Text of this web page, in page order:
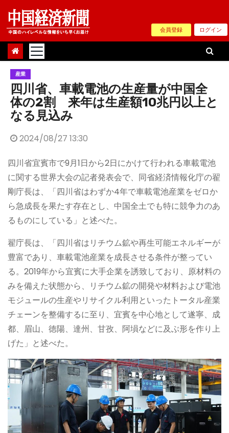
Skip
content
会員登録 ログイン
産業
四川省、車載電池の生産量が中国全
体の2割 来年は生産額10兆円以上と
なる見込み
2024/08/27 13:30
四川省宜賓市で9月1日から2日にかけて行われる車載電池
に関する世界大会の記者発表会で、同省経済情報化庁の翟
剛庁長は、「四川省はわずか4年で車載電池産業をゼロか
ら急成長を果たす存在とし、中国全土でも特に競争力のあ
るものにしている」と述べた。
翟庁長は、「四川省はリチウム鉱や再生可能エネルギーが
豊富であり、車載電池産業を成長させる条件が整ってい
る。2019年から宜賓に大手企業を誘致しており、原材料の
みを備えた状態から、リチウム鉱の開発や材料および電池
モジュールの生産やリサイクル利用といったトータル産業
チェーンを整備するに至り、宜賓を中心地として遂寧、成
都、眉山、徳陽、達州、甘孜、阿塤などに及ぶ形を作り上
げた」と述べた。